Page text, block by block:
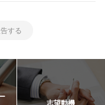
する
志望動機